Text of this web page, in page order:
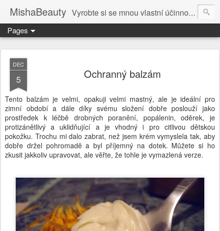
MishaBeauty Vyrobte si se mnou vlastní účinnou kosmetiku. Návody pre výrobu vlastnej kozmetiky.
Pages
DEC
5 Ochranný balzám
Tento balzám je velmi, opakuji velmi mastný, ale je ideální pro
zimní období a dále díky svému složení dobře poslouží jako
prostředek k léčbě drobných poranění, popálenin, oděrek, je
protizánětlivý a uklidňující a je vhodný i pro citlivou dětskou
pokožku. Trochu mi dalo zabrat, než jsem krém vymyslela tak, aby
dobře držel pohromadě a byl příjemný na dotek. Můžete si ho
zkusit jakkoliv upravovat, ale věřte, že tohle je vymazlená verze.